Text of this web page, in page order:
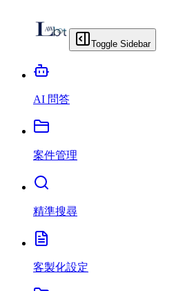
Toggle Sidebar
AI 問答
案件管理
精準搜尋
客製化設定